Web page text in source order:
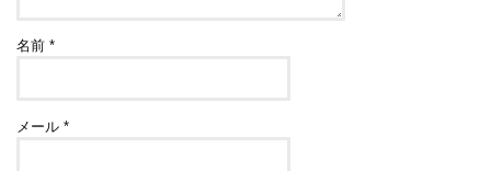
名前*
メール*